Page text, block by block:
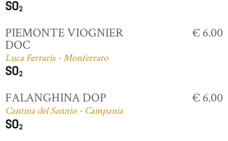
PIEMONTE VIOGNIER
DOC
Luca Ferraris - Monferrato
€ 6.00
FALANGHINA DOP
Cantina del Sannio - Campania
€ 6.00